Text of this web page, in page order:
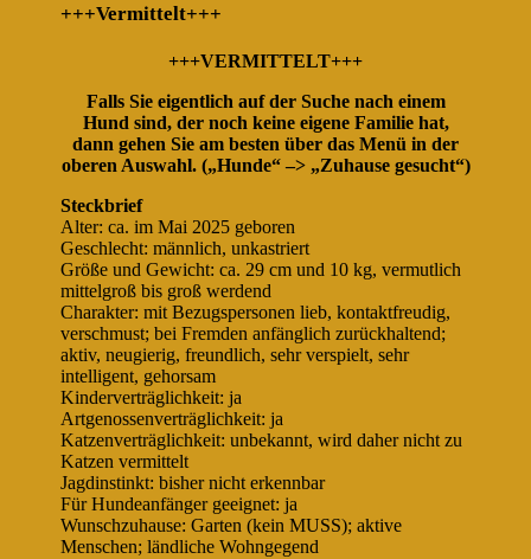
+++Vermittelt+++
+++VERMITTELT+++
Falls Sie eigentlich auf der Suche nach einem
Hund sind, der noch keine eigene Familie hat,
dann gehen Sie am besten über das Menü in der
oberen Auswahl. („Hunde“ –> „Zuhause gesucht“)
Steckbrief
Alter: ca. im Mai 2025 geboren
Geschlecht: männlich, unkastriert
Größe und Gewicht: ca. 29 cm und 10 kg, vermutlich
mittelgroß bis groß werdend
Charakter: mit Bezugspersonen lieb, kontaktfreudig,
verschmust; bei Fremden anfänglich zurückhaltend;
aktiv, neugierig, freundlich, sehr verspielt, sehr
intelligent, gehorsam
Kinderverträglichkeit: ja
Artgenossenverträglichkeit: ja
Katzenverträglichkeit: unbekannt, wird daher nicht zu
Katzen vermittelt
Jagdinstinkt: bisher nicht erkennbar
Für Hundeanfänger geeignet: ja
Wunschzuhause: Garten (kein MUSS); aktive
Menschen; ländliche Wohngegend